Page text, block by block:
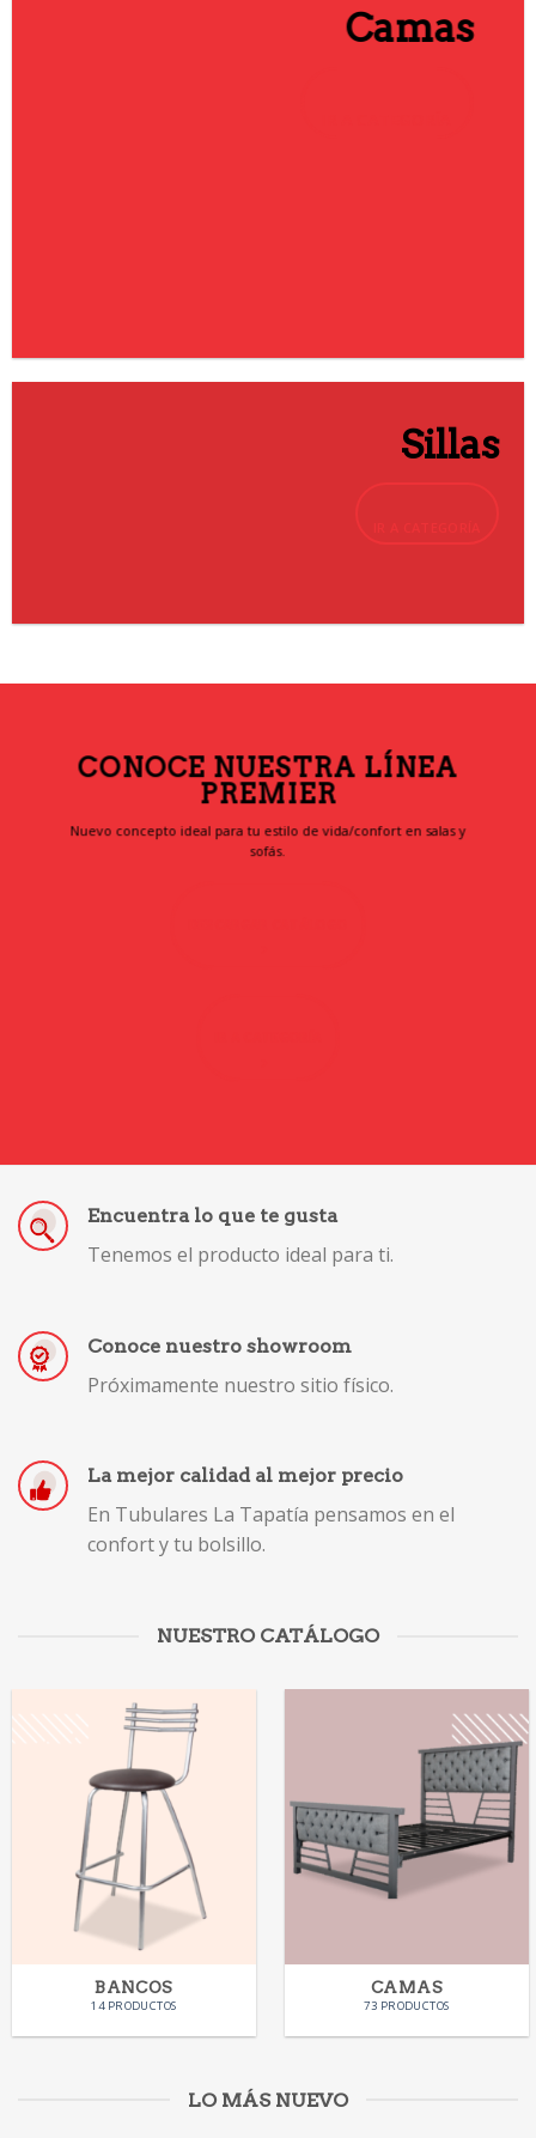
Camas
Sillas
CONOCE NUESTRA LÍNEA
PREMIER
Nuevo concepto ideal para tu estilo de vida/confort en salas y
sofás.
Encuentra lo que te gusta
Tenemos el producto ideal para ti.
Conoce nuestro showroom
Próximamente nuestro sitio físico.
La mejor calidad al mejor precio
En Tubulares La Tapatía pensamos en el
confort y tu bolsillo.
NUESTRO CATÁLOGO
BANCOS
14 PRODUCTOS
CAMAS
73 PRODUCTOS
LO MÁS NUEVO